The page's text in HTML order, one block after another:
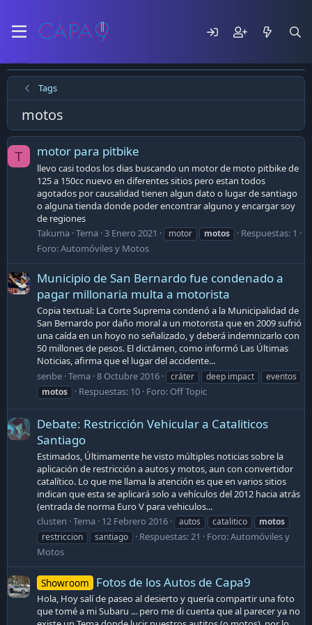
Tags
motos
T motor para pitbike
llevo casi todos los dias buscando un motor de moto pitbike de
125 a 150cc nuevo en diferentes sitios pero estan todos
agotados por causalidad tienen algun dato o lugar de santiago
o alguna tienda donde poder encontrar alguno y encargar soy
de regiones
Takuma Tema 3 Enero 2021 motor motos
Respuestas: 1
Foro:Automóviles y Motos
Municipio de San Bernardo fue condenado a
pagar millonaria multa a motorista
Copia textual: La Corte Suprema condenó a la Municipalidad de
San Bernardo por daño moral a un motorista que en 2009 sufrió
una caída en un hoyo no señalizado, y deberá indemnizarlo con
50 millones de pesos. El dictámen, como informó Las Últimas
Noticias, afirma que el lugar del accidente...
senbe Tema 8 Octubre 2016 cráter deep impact
eventos
motos
Respuestas: 10 Foro: Off Topic
Debate: Restricción Vehicular a Cataliticos
Santiago
Estimados, Últimamente he visto múltiples noticias sobre la
aplicación de restricción a autos y motos, aun con convertidor
catalítico. Lo que me llama la atención es que en varios sitios
indican que esta se aplicará solo a vehículos del 2012 hacia atrás
(entrada de norma Euro V para vehiculos...
clusten Tema 12 Febrero 2016 autos catalitico
motos
restriccion
santiago Respuestas: 21 Foro:Automóviles y
Motos
Showroom Fotos de los Autos de Capa9
Hola, Hoy salí de paseo al desierto y quería compartir una foto
que tomé a mi Subaru ... pero me di cuenta que al parecer ya no